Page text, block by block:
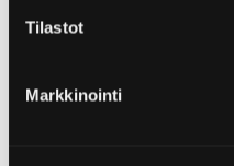
Tilastot
Markkinointi